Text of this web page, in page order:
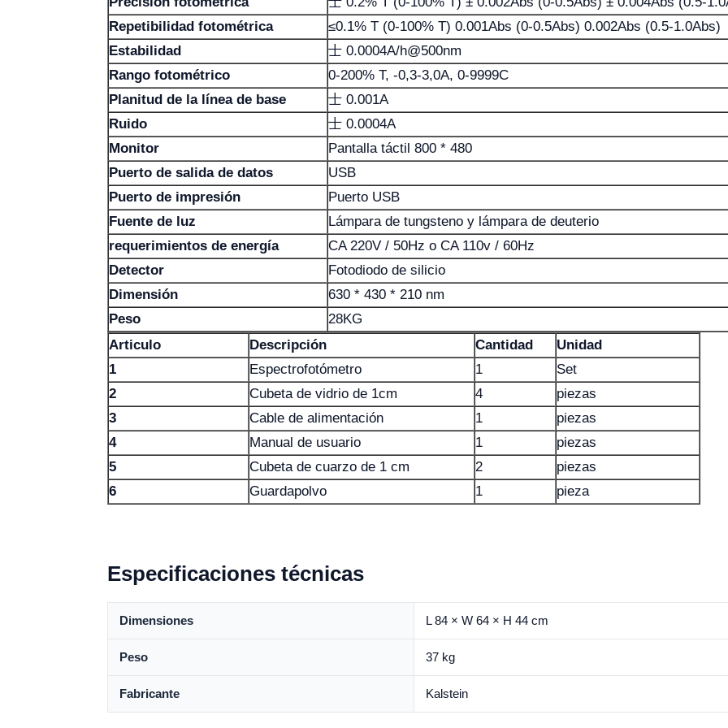
Repetibilidad fotométrica
≤0.1% T (0-100% T) 0.001Abs (0-0.5Abs) 0.002Abs (0.5-1.0Abs)
Estabilidad
士 0.0004A/h@500nm
Rango fotométrico
0-200% T, -0,3-3,0A, 0-9999C
Planitud de la línea de base
士 0.001A
Ruido
士 0.0004A
Monitor
Pantalla táctil 800 * 480
Puerto de salida de datos
USB
Puerto de impresión
Puerto USB
Fuente de luz
Lámpara de tungsteno y lámpara de deuterio
requerimientos de energía
CA 220V / 50Hz o CA 110v / 60Hz
Detector
Fotodiodo de silicio
Dimensión
630 * 430 * 210 nm
Peso
28KG
Articulo
Descripción Cantidad
Unidad
1
Espectrofotómetro 1
Set
2
Cubeta de vidrio de 1cm 4
piezas
3
Cable de alimentación 1
piezas
4
Manual de usuario 1
piezas
5
Cubeta de cuarzo de 1 cm 2
piezas
6
Guardapolvo 1 pieza
Especificaciones técnicas
Dimensiones L 84 × W 64 × H 44 cm
Peso 37 kg
Fabricante Kalstein